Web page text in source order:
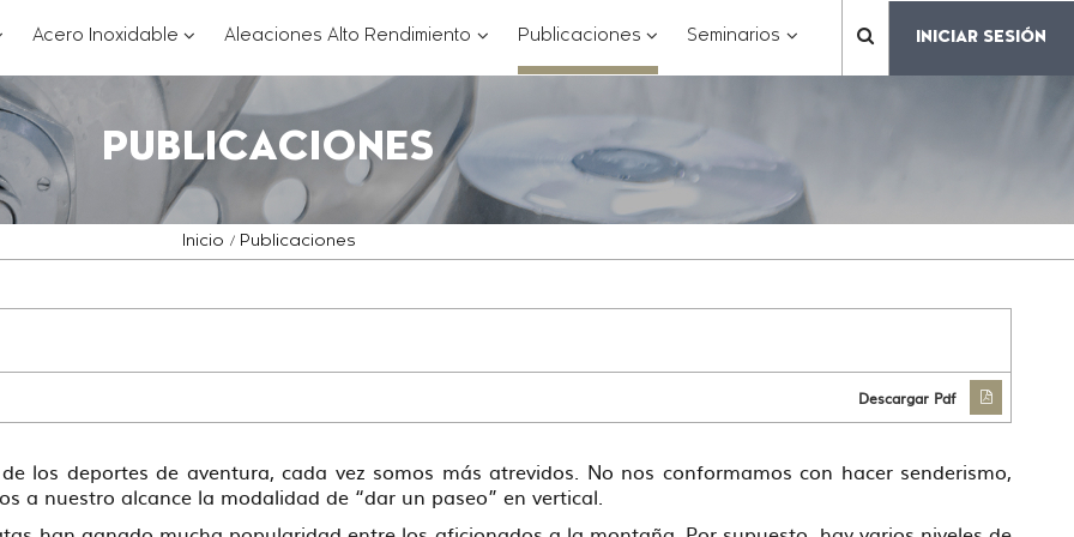
Acero Inoxidable???
key.formatter.header.toggle.subsections???
Aleaciones Alto Rendimiento ???
key.formatter.header.toggle.subsections???
Publicaciones???
key.formatter.header.toggle.subsections???
Seminarios ???
???
INICIAR SESIÓN
PUBLICACIONES
Inicio Publicaciones
Descargar Pdf
los deportes de aventura, cada vez somos más atrevidos. No nos conformamos con hacer senderismo,
a nuestro alcance la modalidad de “dar un paseo” en vertical.